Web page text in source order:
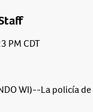
PM CDT
WI)--La policía